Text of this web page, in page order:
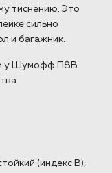
тиснению. Это
сильно
и багажник.
у Шумофф П8В
(индекс В),